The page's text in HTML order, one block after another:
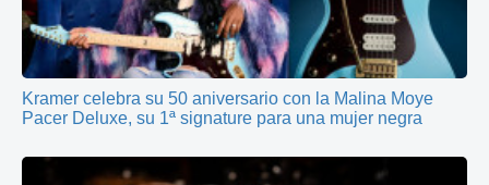
Kramer celebra su 50 aniversario con la Malina Moye
Pacer Deluxe, su 1ª signature para una mujer negra